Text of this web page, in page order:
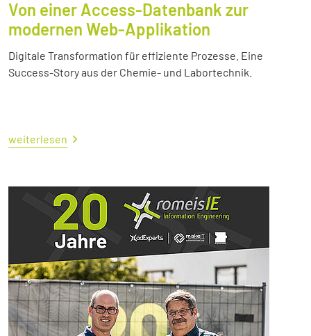
Von einer Access-Datenbank zur
modernen Web-Applikation
Digitale Transformation für effiziente Prozesse. Eine
Success-Story aus der Chemie- und Labortechnik.
weiterlesen